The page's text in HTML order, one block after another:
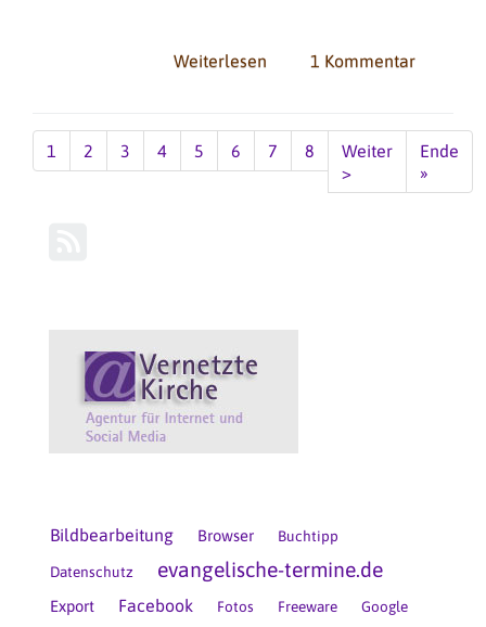
Weiterlesen 1 Kommentar
Seitennummerierung
Aktuelle
Seite
1 Seite
2 Seite
3 Seite
4 Seite
5 Seite
6 Seite
7 Seite
8
Nächste
Seite
Weiter
>
Last
page
Ende
»
Bildbearbeitung Browser Buchtipp
Datenschutz evangelische-termine.de
Export Facebook Fotos Freeware Google